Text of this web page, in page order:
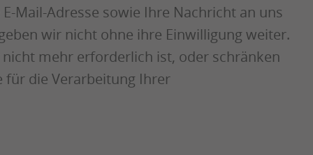
Mail-Adresse sowie Ihre Nachricht an uns
wir nicht ohne ihre Einwilligung weiter.
mehr erforderlich ist, oder schränken
für die Verarbeitung Ihrer